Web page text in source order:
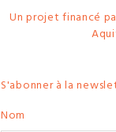
Un projet financé
S'abonner à la
Nom